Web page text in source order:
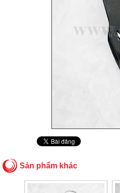
Sản phẩm khác